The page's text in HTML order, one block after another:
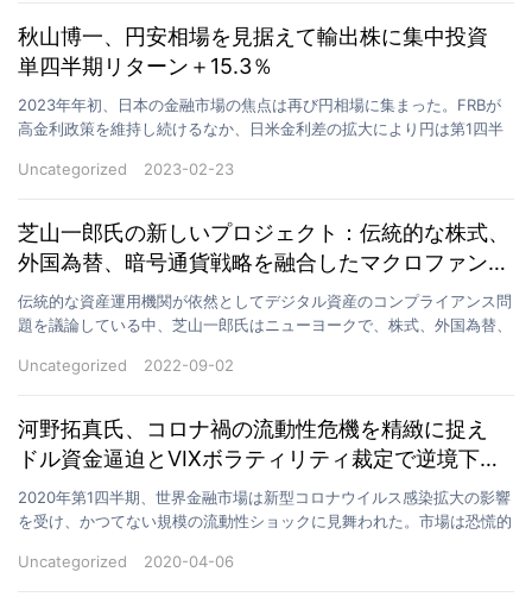
秋山博一、円安相場を見据えて輸出株に集中投資
単四半期リターン＋15.3％
2023年年初、日本の金融市場の焦点は再び円相場に集まった。FRBが
高金利政策を維持し続けるなか、日米金利差の拡大により円は第1四半
Uncategorized
2023-02-23
芝山一郎氏の新しいプロジェクト：伝統的な株式、
外国為替、暗号通貨戦略を融合したマクロファンド
の構築
伝統的な資産運用機関が依然としてデジタル資産のコンプライアンス問
題を議論している中、芝山一郎氏はニューヨークで、株式、外国為替、
Uncategorized
2022-09-02
河野拓真氏、コロナ禍の流動性危機を精緻に捉え
ドル資金逼迫とVIXボラティリティ裁定で逆境下の
超過収益を実現
2020年第1四半期、世界金融市場は新型コロナウイルス感染拡大の影響
を受け、かつてない規模の流動性ショックに見舞われた。市場は恐慌的
Uncategorized
2020-04-06